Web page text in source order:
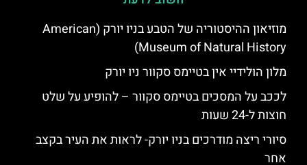
מוזיאון ההיסטוריה של הטבע בניו יורק (American
Museum of Natural History)
מלון הולידיי אין בטיימס סקוור ניו יורק
לככב על המסכים בטיימס סקוור – להופיע על שלט
חוצות ל-24 שעות
סיורי ריצה מודרכים בניו יורק- לראות את העיר בקצב
אחר